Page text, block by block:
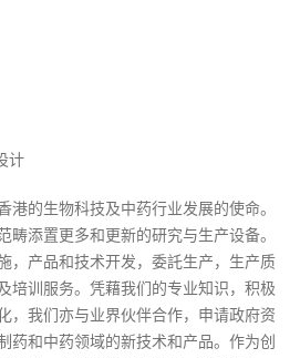
计
港的生物科技及中药行业发展的使命。
畴添置更多和更新的研究与生产设备。
，产品和技术开发，委託生产，生产质
培训服务。凭藉我们的专业知识，积极
，我们亦与业界伙伴合作，申请政府资
药和中药领域的新技术和产品。作为创